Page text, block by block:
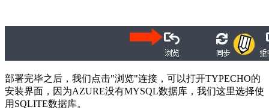
部署完毕之后，我们点击"浏览"连接，可以打开TYPECHO的
安装界面，因为AZURE没有MYSQL数据库，我们这里选择使
用SQLITE数据库。